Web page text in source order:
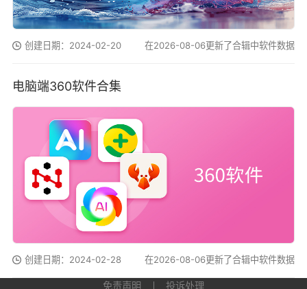
创建日期：2024-02-20 在2026-08-06更新了合辑中软件数据
电脑端360软件合集
创建日期：2024-02-28 在2026-08-06更新了合辑中软件数据
免责声明 投诉处理